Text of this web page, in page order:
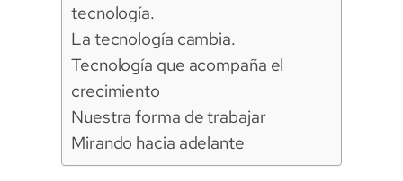
tecnología.
La tecnología cambia.
Tecnología que acompaña el
crecimiento
Nuestra forma de trabajar
Mirando hacia adelante